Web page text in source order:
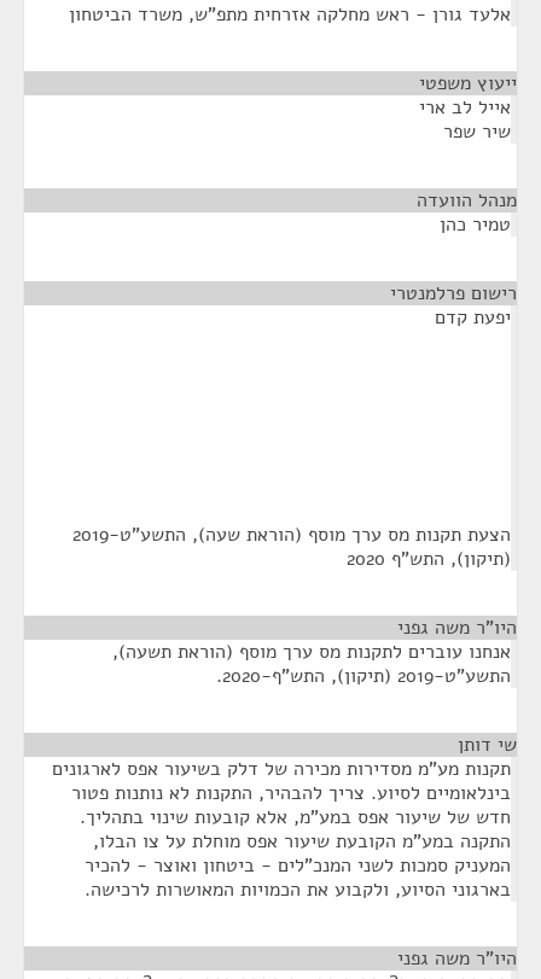
אלעד גורן - ראש מחלקה אזרחית מתפ"ש, משרד הביטחון
ייעוץ משפטי
אייל לב ארי
שיר שפר
מנהל הוועדה
טמיר כהן
רישום פרלמנטרי
יפעת קדם
הצעת תקנות מס ערך מוסף (הוראת שעה), התשע"ט-2019
(תיקון), התש"ף 2020
היו"ר משה גפני
אנחנו עוברים לתקנות מס ערך מוסף (הוראת תשעה),
התשע"ט-2019 (תיקון), התש"ף-2020.
שי דותן
תקנות מע"מ מסדירות מכירה של דלק בשיעור אפס לארגונים
בינלאומיים לסיוע. צריך להבהיר, התקנות לא נותנות פטור
חדש של שיעור אפס במע"מ, אלא קובעות שינוי בתהליך.
התקנה במע"מ הקובעת שיעור אפס מוחלת על צו הבלו,
המעניק סמכות לשני המנכ"לים - ביטחון ואוצר - להכיר
בארגוני הסיוע, ולקבוע את הכמויות המאושרות לרכישה.
היו"ר משה גפני